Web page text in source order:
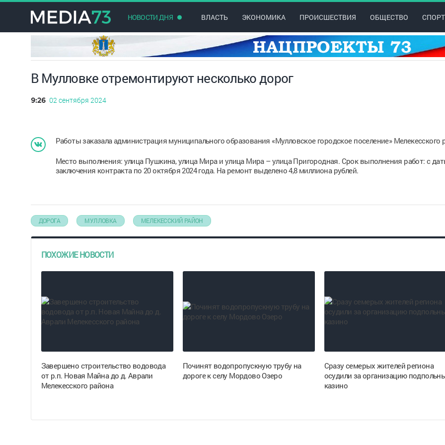
НОВОСТИ ДНЯ ВЛАСТЬ ЭКОНОМИКА ПРОИСШЕСТВИЯ ОБЩЕСТВО СПОРТ
В Мулловке отремонтируют несколько дорог
9:26 02 сентября 2024
Работы заказала администрация муниципального образования «Мулловское городское поселение» Мелекесского
Место выполнения: улица Пушкина, улица Мира и улица Мира – улица Пригородная. Срок выполнения работ: с
заключения контракта по 20 октября 2024 года. На ремонт выделено 4,8 миллиона рублей.
ДОРОГА МУЛЛОВКА МЕЛЕКЕССКИЙ РАЙОН
ПОХОЖИЕ НОВОСТИ
Завершено строительство водовода
от р.п. Новая Майна до д. Аврали
Мелекесского района
Починят водопропускную трубу на
дороге к селу Мордово Озеро
Сразу семерых жителей региона
осудили за организацию
казино